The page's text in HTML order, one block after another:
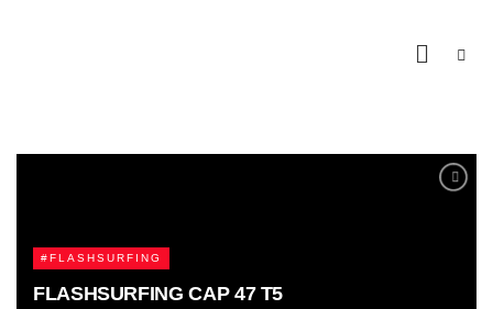
#FLASHSURFING
FLASHSURFING CAP 47 T5